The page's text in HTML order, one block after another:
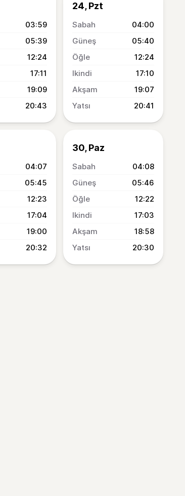
03:59
05:39
12:24
17:11
19:09
20:43
24, Pzt
04:00
05:40
12:24
17:10
19:07
20:41
04:07
05:45
12:23
17:04
19:00
20:32
30, Paz
04:08
05:46
12:22
17:03
18:58
20:30